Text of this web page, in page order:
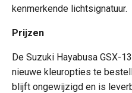
kenmerkende lichtsignatuur.
Prijzen
De Suzuki Hayabusa GSX-
nieuwe kleuropties te
blijft ongewijzigd en is